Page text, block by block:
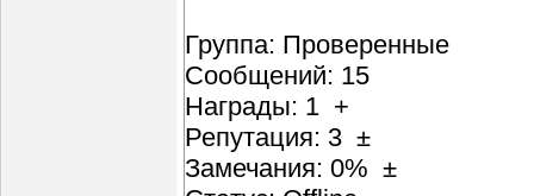
Группа: Проверенные
Сообщений: 15
Награды: 1 +
Репутация: 3 ±
Замечания: 0% ±